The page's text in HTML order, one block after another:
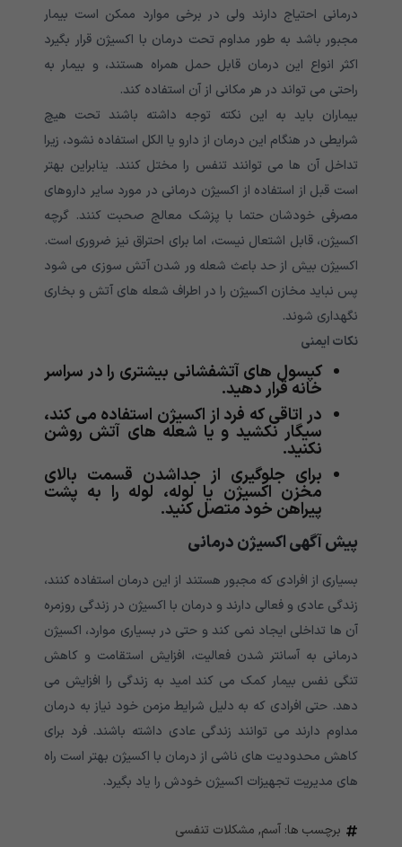
درمانی احتیاج دارند ولی در برخی موارد ممکن است بیمار
مجبور باشد به طور مداوم تحت درمان با اکسیژن قرار بگیرد
اکثر انواع این درمان قابل حمل همراه هستند، و بیمار به
راحتی می تواند در هر مکانی از آن استفاده کند.
بیماران باید به این نکته توجه داشته باشند تحت هیچ
شرایطی در هنگام این درمان از دارو یا الکل استفاده نشود، زیرا
تداخل آن ها می توانند تنفس را مختل کنند. ینابراین بهتر
است قبل از استفاده از اکسیژن درمانی در مورد سایر داروهای
مصرفی خودشان حتما با پزشک معالج صحبت کنند. گرچه
اکسیژن، قابل اشتعال نیست، اما برای احتراق نیز ضروری است.
اکسیژن بیش از حد باعث شعله ور شدن آتش سوزی می شود
پس نباید مخازن اکسیژن را در اطراف شعله های آتش و بخاری
نگهداری شوند.
نکات ایمنی
کپسول های آتشفشانی بیشتری را در سراسر
خانه قرار دهید.
در اتاقی که فرد از اکسیژن استفاده می کند،
سیگار نکشید و یا شعله های آتش روشن
نکنید.
برای جلوگیری از جداشدن قسمت بالای
مخزن اکسیژن یا لوله، لوله را به پشت
پیراهن خود متصل کنید.
پیش آگهی اکسیژن درمانی
بسیاری از افرادی که مجبور هستند از این درمان استفاده کنند،
زندگی عادی و فعالی دارند و درمان با اکسیژن در زندگی روزمره
آن ها تداخلی ایجاد نمی کند و حتی در بسیاری موارد، اکسیژن
درمانی به آسانتر شدن فعالیت، افزایش استقامت و کاهش
تنگی نفس بیمار کمک می کند امید به زندگی را افزایش می
دهد. حتی افرادی که به دلیل شرایط مزمن خود نیاز به درمان
مداوم دارند می توانند زندگی عادی داشته باشند. فرد برای
کاهش محدودیت های ناشی از درمان با اکسیژن بهتر است راه
های مدیریت تجهیزات اکسیژن خودش را یاد بگیرد.
برچسب ها: آسم, مشکلات تنفسی